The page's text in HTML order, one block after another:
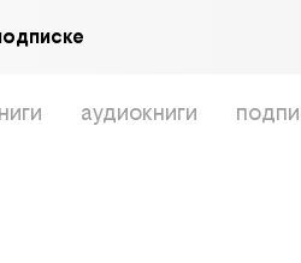
аудиокниги